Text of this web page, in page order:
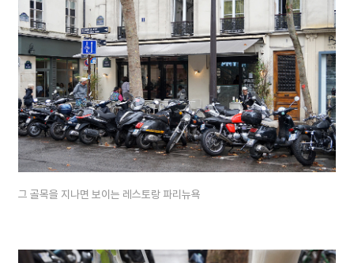
그 골목을 지나면 보이는 레스토랑 파리뉴욕